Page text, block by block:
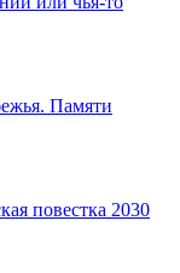
Памяти
повестка 2030